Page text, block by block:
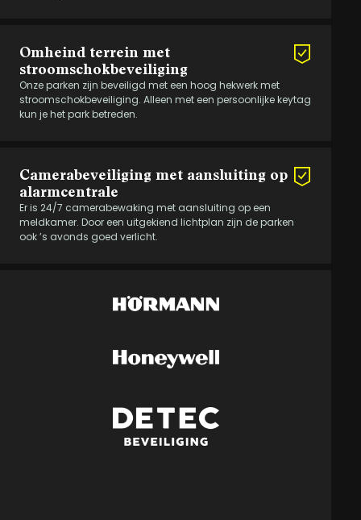
Omheind terrein met
stroomschokbeveiliging
Onze parken zijn beveiligd met een hoog hekwerk met
stroomschokbeveiliging. Alleen met een persoonlijke keytag
kun je het park betreden.
Camerabeveiliging met aansluiting op
alarmcentrale
Er is 24/7 camerabewaking met aansluiting op een
meldkamer. Door een uitgekiend lichtplan zijn de parken
ook ’s avonds goed verlicht.